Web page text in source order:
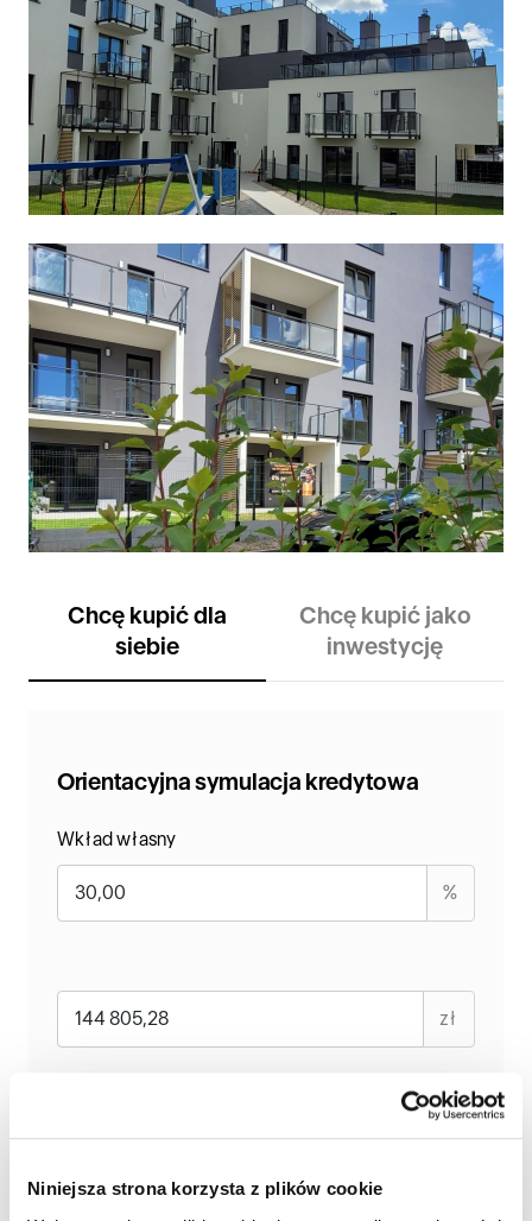
Niniejsza strona korzysta z plików cookie
Chcę kupić dla
siebie
Chcę kupić jako
inwestycję
Orientacyjna symulacja kredytowa
Wkład własny
%
zł
lat